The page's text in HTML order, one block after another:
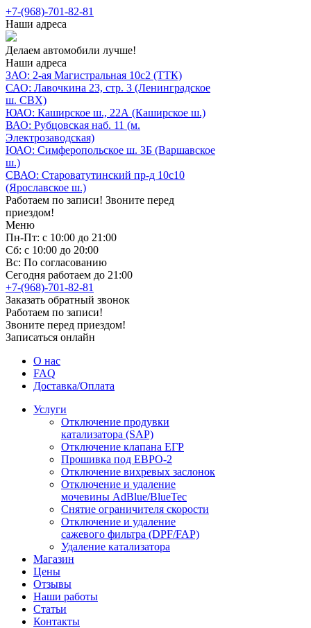
+7-(968)-701-82-81
Наши адреса
Делаем автомобили лучше!
Наши адреса
ЗАО: 2-ая Магистральная 10с2 (ТТК)
САО: Лавочкина 23, стр. 3 (Ленинградское
ш. СВХ)
ЮАО: Каширское ш., 22А (Каширское ш.)
ВАО: Рубцовская наб. 11 (м.
Электрозаводская)
ЮАО: Симферопольское ш. 3Б (Варшавское
ш.)
СВАО: Староватутинский пр-д 10с10
(Ярославское ш.)
Работаем по записи! Звоните перед
приездом!
Меню
Пн-Пт: с 10:00 до 21:00
Сб: с 10:00 до 20:00
Вс: По согласованию
Сегодня работаем до 21:00
+7-(968)-701-82-81
Заказать обратный звонок
Работаем по записи!
Звоните перед приездом!
Записаться онлайн
О нас
FAQ
Доставка/Оплата
Услуги
Отключение продувки
катализатора (SAP)
Отключение клапана ЕГР
Прошивка под ЕВРО-2
Отключение вихревых заслонок
Отключение и удаление
мочевины AdBlue/BlueTec
Снятие ограничителя скорости
Отключение и удаление
сажевого фильтра (DPF/FAP)
Удаление катализатора
Магазин
Цены
Отзывы
Наши работы
Статьи
Контакты